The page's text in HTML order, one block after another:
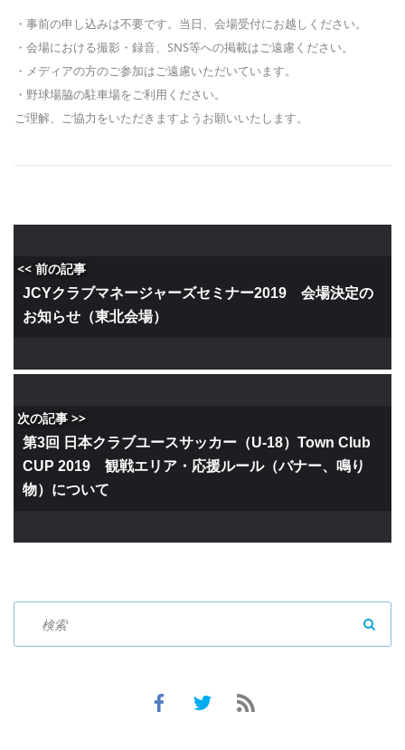
・事前の申し込みは不要です。当日、会場受付にお越しください。
・会場における撮影・録音、SNS等への掲載はご遠慮ください。
・メディアの方のご参加はご遠慮いただいています。
・野球場脇の駐車場をご利用ください。
ご理解、ご協力をいただきますようお願いいたします。
<< 前の記事
JCYクラブマネージャーズセミナー2019 会場決定の
お知らせ（東北会場）
次の記事 >>
第3回 日本クラブユースサッカー（U-18）Town Club
CUP 2019 観戦エリア・応援ルール（バナー、鳴り
物）について